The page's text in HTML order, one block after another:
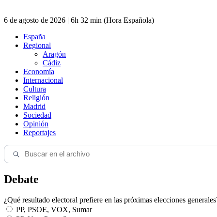
6 de agosto de 2026 | 6h 32 min (Hora Española)
España
Regional
Aragón
Cádiz
Economía
Internacional
Cultura
Religión
Madrid
Sociedad
Opinión
Reportajes
Debate
¿Qué resultado electoral prefiere en las próximas elecciones
PP, PSOE, VOX, Sumar